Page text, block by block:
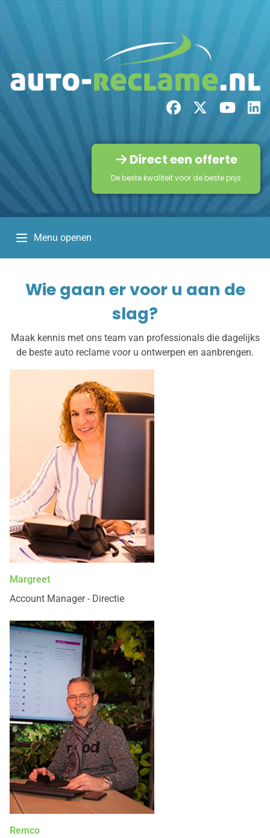
Direct een offerte
De beste kwaliteit voor de beste prijs
Menu openen
Wie gaan er voor u aan de
slag?
Maak kennis met ons team van professionals die dagelijks
de beste auto reclame voor u ontwerpen en aanbrengen.
Margreet
Account Manager - Directie
Remco